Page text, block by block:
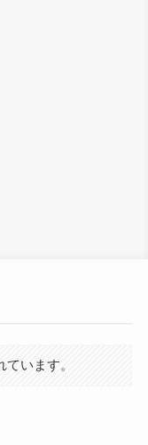
います。